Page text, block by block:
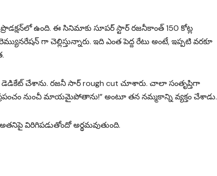
ఉంది. ఈ సినిమాకు సూపర్ స్టార్ రజనీకాంత్ 150 కోట్ల
గా చెల్లిస్తున్నారు. ఇది ఎంత పెద్ద రేటు అంటే, ఇప్పటి వరకూ
చేశాను. రజనీ సార్ rough cut చూశారు. చాలా సంతృప్తిగా
నుంచీ మాయమైపోతాను!” అంటూ తన నమ్మకాన్ని వ్యక్తం చేశాడు.
విరిగిపడుతోందో అర్థమవుతుంది.